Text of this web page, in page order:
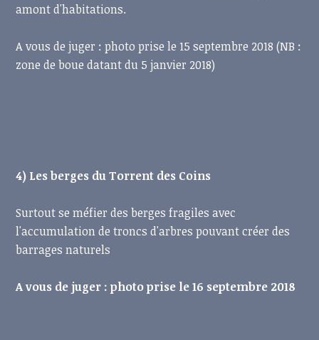
amont d'habitations.
A vous de juger : photo prise le 15 septembre 2018 (NB :
zone de boue datant du 5 janvier 2018)
4) Les berges du Torrent des Coins
Surtout se méfier des berges fragiles avec
l'accumulation de troncs d'arbres pouvant créer des
barrages naturels
A vous de juger : photo prise le 16 septembre 2018